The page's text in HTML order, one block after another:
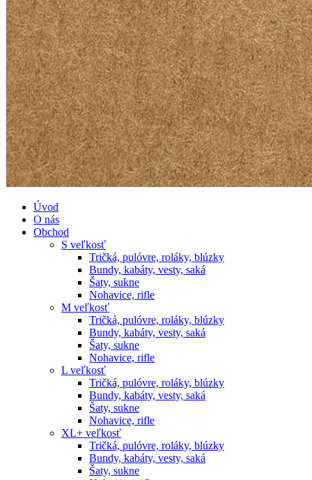
Úvod
O nás
Obchod
S veľkosť
Tričká, pulóvre, roláky, blúzky
Bundy, kabáty, vesty, saká
Šaty, sukne
Nohavice, rifle
M veľkosť
Tričká, pulóvre, roláky, blúzky
Bundy, kabáty, vesty, saká
Šaty, sukne
Nohavice, rifle
L veľkosť
Tričká, pulóvre, roláky, blúzky
Bundy, kabáty, vesty, saká
Šaty, sukne
Nohavice, rifle
XL+ veľkosť
Tričká, pulóvre, roláky, blúzky
Bundy, kabáty, vesty, saká
Šaty, sukne